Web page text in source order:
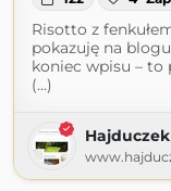
Risotto z
pokazuję na
koniec wpisu – to
(...)